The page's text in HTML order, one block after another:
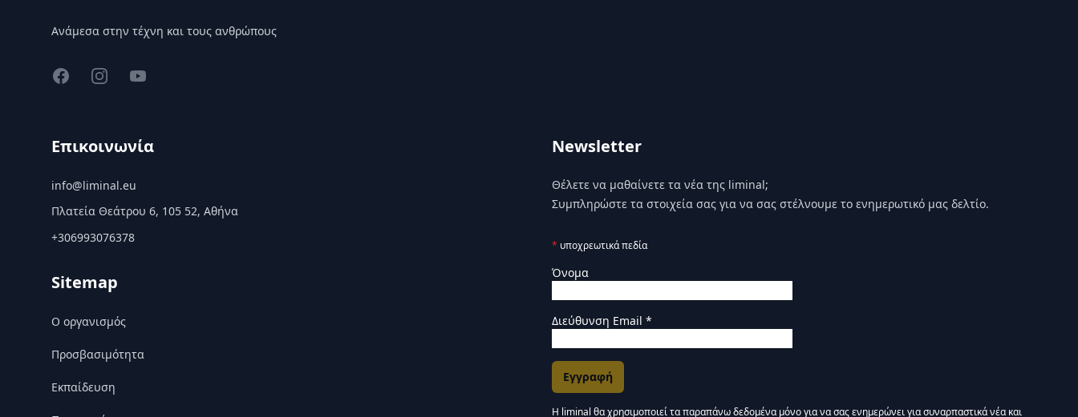
Ανάμεσα στην τέχνη και τους ανθρώπους
FacebookInstagramYouTube
Επικοινωνία
info@liminal.eu
Πλατεία Θεάτρου 6, 105 52, Αθήνα
+306993076378
Sitemap
Ο οργανισμός
Προσβασιμότητα
Εκπαίδευση
Newsletter
Θέλετε να μαθαίνετε τα νέα της liminal;
Συμπληρώστε τα στοιχεία σας για να σας στέλνουμε το ενημερωτικό μας δελτίο.
* υποχρεωτικά πεδία
Όνομα
Διεύθυνση Email *
Η liminal θα χρησιμοποιεί τα παραπάνω δεδομένα μόνο για να σας ενημερώνει για συναρπαστικά νέα και